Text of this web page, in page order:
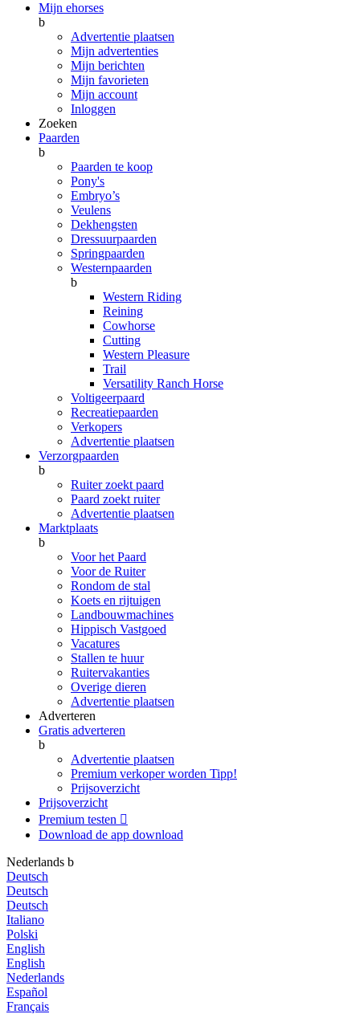
Mijn ehorses
b
Advertentie plaatsen
Mijn advertenties
Mijn berichten
Mijn favorieten
Mijn account
Inloggen
Zoeken
Paarden
b
Paarden te koop
Pony's
Embryo’s
Veulens
Dekhengsten
Dressuurpaarden
Springpaarden
Westernpaarden
b
Western Riding
Reining
Cowhorse
Cutting
Western Pleasure
Trail
Versatility Ranch Horse
Voltigeerpaard
Recreatiepaarden
Verkopers
Advertentie plaatsen
Verzorgpaarden
b
Ruiter zoekt paard
Paard zoekt ruiter
Advertentie plaatsen
Marktplaats
b
Voor het Paard
Voor de Ruiter
Rondom de stal
Koets en rijtuigen
Landbouwmachines
Hippisch Vastgoed
Vacatures
Stallen te huur
Ruitervakanties
Overige dieren
Advertentie plaatsen
Adverteren
Gratis adverteren
b
Advertentie plaatsen
Premium verkoper worden Tipp!
Prijsoverzicht
Prijsoverzicht
Premium testen 
Download de app download
Nederlands b
Deutsch
Deutsch
Deutsch
Italiano
Polski
English
English
Nederlands
Español
Français